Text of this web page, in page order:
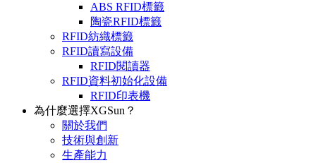
ABS RFID標籤
陶瓷RFID標籤
RFID紡織標籤
RFID讀寫設備
RFID閱讀器
RFID資料初始化設備
RFID印表機
為什麼選擇XGSun？
關於我們
技術與創新
生產能力